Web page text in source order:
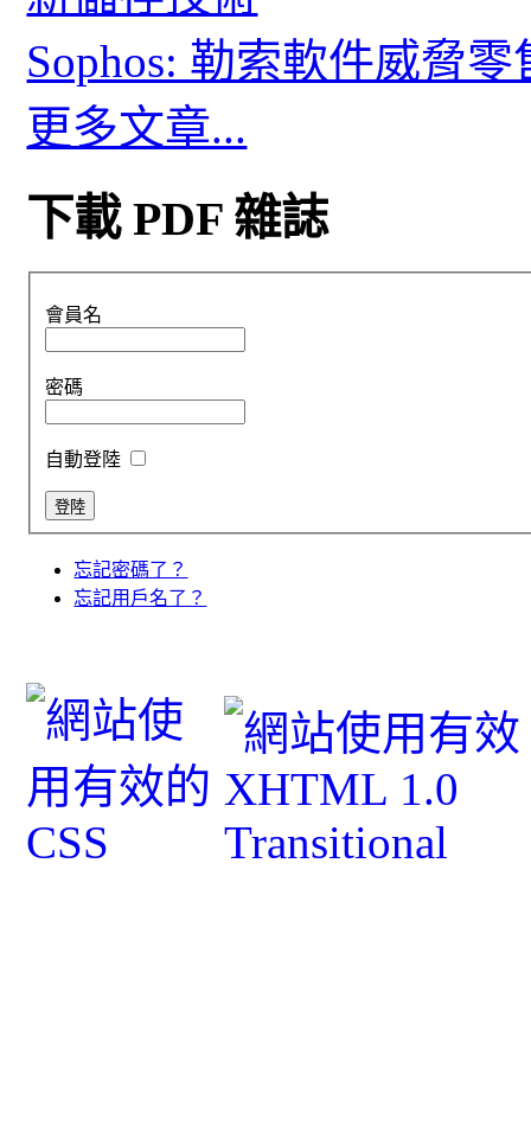
Sophos: 勒索軟件威脅
更多文章...
下載 PDF 雜誌
會員名
密碼
自動登陸
忘記密碼了？
忘記用戶名了？